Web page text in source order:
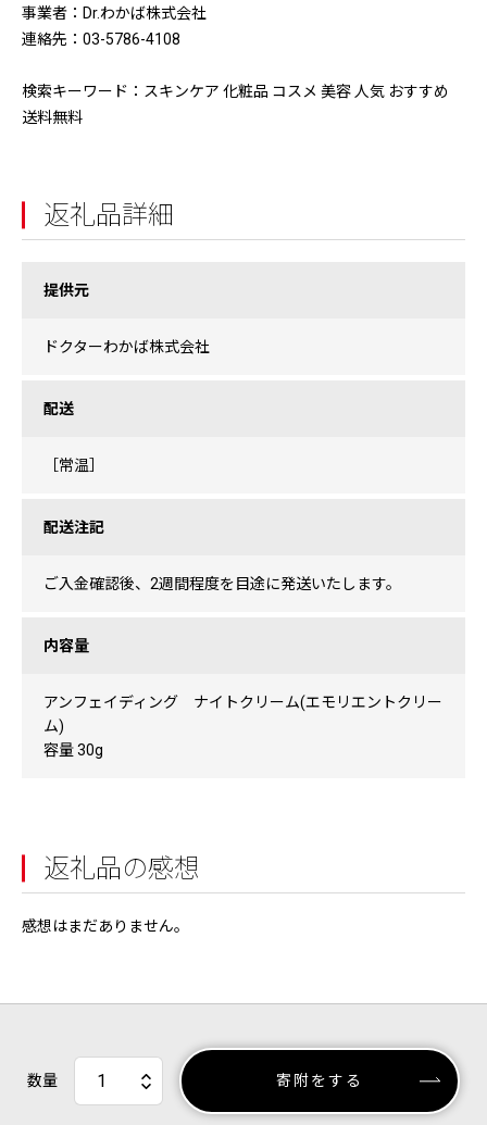
事業者：Dr.わかば株式会社
連絡先：03-5786-4108
検索キーワード：スキンケア 化粧品 コスメ 美容 人気 おすすめ
送料無料
返礼品詳細
提供元
ドクターわかば株式会社
配送
［常温］
配送注記
ご入金確認後、2週間程度を目途に発送いたします。
内容量
アンフェイディング ナイトクリーム(エモリエントクリー
ム)
容量 30g
返礼品の感想
感想はまだありません。
数量 寄附をする